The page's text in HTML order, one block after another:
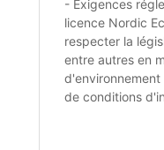
- Exigences
licence Nordic
respecter la
entre autres en
de conditions